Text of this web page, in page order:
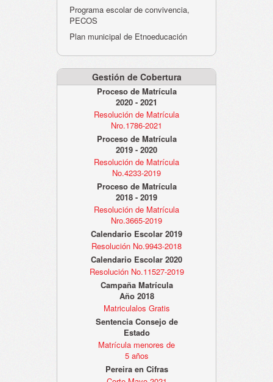
Programa escolar de convivencia,
PECOS
Plan municipal de Etnoeducación
Gestión de Cobertura
Proceso de Matrícula
2020 - 2021
Resolución de Matrícula
Nro.1786-2021
Proceso de Matrícula
2019 - 2020
Resolución de Matrícula
No.4233-2019
Proceso de Matrícula
2018 - 2019
Resolución de Matrícula
Nro.3665-2019
Calendario Escolar 2019
Resolución No.9943-2018
Calendario Escolar 2020
Resolución No.11527-2019
Campaña Matrícula
Año 2018
Matriculalos Gratis
Sentencia Consejo de
Estado
Matrícula menores de
5 años
Pereira en Cifras